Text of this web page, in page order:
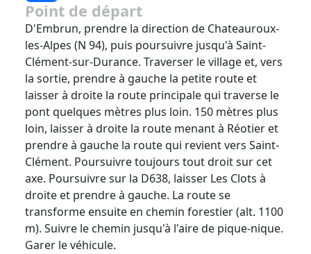
Point de départ
D'Embrun, prendre la direction de Chateauroux-
les-Alpes (N 94), puis poursuivre jusqu'à Saint-
Clément-sur-Durance. Traverser le village et, vers
la sortie, prendre à gauche la petite route et
laisser à droite la route principale qui traverse le
pont quelques mètres plus loin. 150 mètres plus
loin, laisser à droite la route menant à Réotier et
prendre à gauche la route qui revient vers Saint-
Clément. Poursuivre toujours tout droit sur cet
axe. Poursuivre sur la D638, laisser Les Clots à
droite et prendre à gauche. La route se
transforme ensuite en chemin forestier (alt. 1100
m). Suivre le chemin jusqu'à l'aire de pique-nique.
Garer le véhicule.